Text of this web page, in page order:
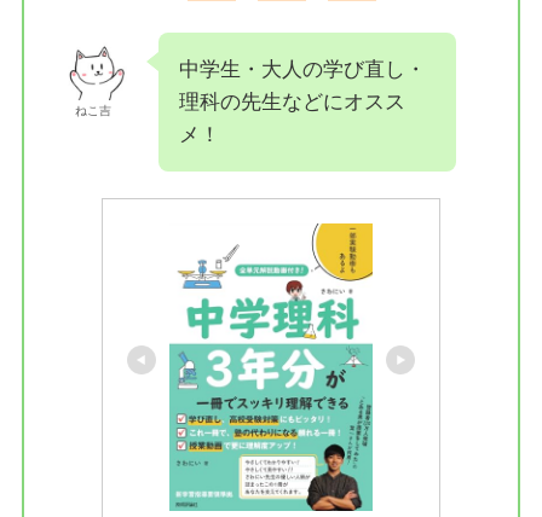
ねこ吉
中学生・大人の学び直し・
理科の先生などにオスス
メ！